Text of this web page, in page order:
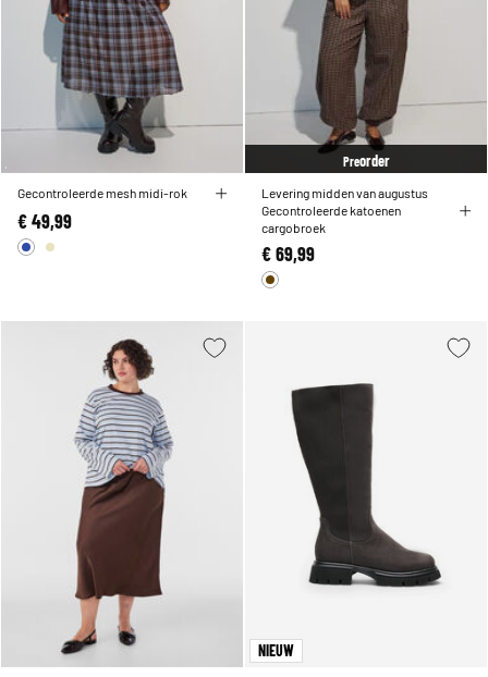
Gecontroleerde mesh midi-rok
€ 49,99
Preorder
Levering midden van augustus
Gecontroleerde katoenen
cargobroek
€ 69,99
NIEUW